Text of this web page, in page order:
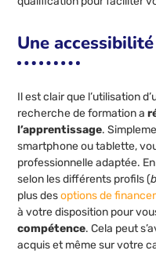
Une
Il est clair que l’utilisation
recherche de formation a
l’apprentissage.
smartphone ou tablette,
professionnelle adaptée.
selon les différents profils (
plus desoptions de
à votre disposition pour
compétence. Cela peut
acquis et même sur votre